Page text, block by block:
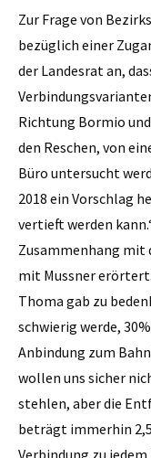
Zur Frage von
bezüglich einer
der Landesrat an,
Richtung Bormio
den Reschen, von
Büro untersucht
2018 ein Vorschlag
vertieft werden
Zusammenhang mit
mit Mussner
Thoma gab zu
schwierig werde,
Anbindung zum
wollen uns sicher
stehlen, aber die
beträgt immerhin
Verbindung zu